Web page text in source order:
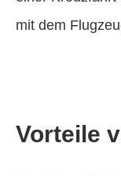
mit dem
Vorteile